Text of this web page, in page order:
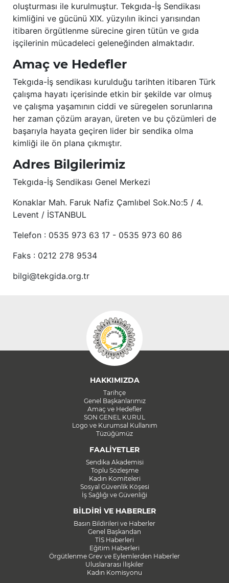
oluşturması ile kurulmuştur. Tekgıda-İş Sendikası
kimliğini ve gücünü XIX. yüzyılın ikinci yarısından
itibaren örgütlenme sürecine giren tütün ve gıda
işçilerinin mücadeleci geleneğinden almaktadır.
Amaç ve Hedefler
Tekgıda-İş sendikası kurulduğu tarihten itibaren Türk
çalışma hayatı içerisinde etkin bir şekilde var olmuş
ve çalışma yaşamının ciddi ve süregelen sorunlarına
her zaman çözüm arayan, üreten ve bu çözümleri de
başarıyla hayata geçiren lider bir sendika olma
kimliği ile ön plana çıkmıştır.
Adres Bilgilerimiz
Tekgıda-İş Sendikası Genel Merkezi
Konaklar Mah. Faruk Nafiz Çamlıbel Sok.No:5 / 4.
Levent / İSTANBUL
Telefon : 0535 973 63 17 - 0535 973 60 86
Faks : 0212 278 9534
bilgi@tekgida.org.tr
HAKKIMIZDA
Tarihçe
Genel Başkanlarımız
Amaç ve Hedefler
SON GENEL KURUL
Logo ve Kurumsal Kullanım
Tüzüğümüz
FAALİYETLER
Sendika Akademisi
Toplu Sözleşme
Kadın Komiteleri
Sosyal Güvenlik Köşesi
İş Sağlığı ve Güvenliği
BİLDİRİ VE HABERLER
Basın Bildirileri ve Haberler
Genel Başkandan
TİS Haberleri
Eğitim Haberleri
Örgütlenme Grev ve Eylemlerden Haberler
Uluslararası İlişkiler
Kadın Komisyonu